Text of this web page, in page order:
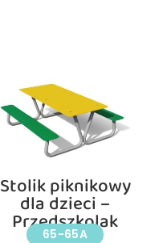
Stolik piknikowy
dla dzieci –
Przedszkolak
65-65A